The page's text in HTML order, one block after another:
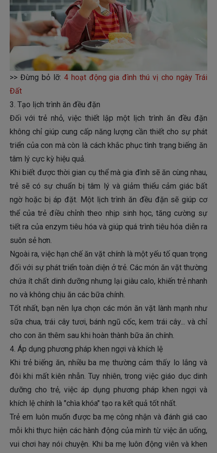
>> Đừng bỏ lỡ: 4 hoạt động gia đình thú vị cho ngày Trái
Đất
3. Tạo lịch trình ăn đều đặn
Đối với trẻ nhỏ, việc thiết lập một lịch trình ăn đều đặn
không chỉ giúp cung cấp năng lượng cần thiết cho sự phát
triển của con mà còn là cách khắc phục tình trạng biếng ăn
tâm lý cực kỳ hiệu quả.
Khi biết được thời gian cụ thể mà gia đình sẽ ăn cùng nhau,
trẻ sẽ có sự chuẩn bị tâm lý và giảm thiểu cảm giác bất
ngờ hoặc bị áp đặt. Một lịch trình ăn đều đặn sẽ giúp cơ
thể của trẻ điều chỉnh theo nhịp sinh học, tăng cường sự
tiết ra của enzym tiêu hóa và giúp quá trình tiêu hóa diễn ra
suôn sẻ hơn.
Ngoài ra, việc hạn chế ăn vặt chính là một yếu tố quan trọng
đối với sự phát triển toàn diện ở trẻ. Các món ăn vặt thường
chứa ít chất dinh dưỡng nhưng lại giàu calo, khiến trẻ nhanh
no và không chịu ăn các bữa chính.
Tốt nhất, bạn nên lựa chọn các món ăn vặt lành mạnh như
sữa chua, trái cây tươi, bánh ngũ cốc, kem trái cây... và chỉ
cho con ăn thêm sau khi hoàn thành bữa ăn chính.
4. Áp dụng phương pháp khen ngợi và khích lệ
Khi trẻ biếng ăn, nhiều ba mẹ thường cảm thấy lo lắng và
đôi khi mất kiên nhẫn. Tuy nhiên, trong việc giáo dục dinh
dưỡng cho trẻ, việc áp dụng phương pháp khen ngợi và
khích lệ chính là "chìa khóa" tạo ra kết quả tốt nhất.
Trẻ em luôn muốn được ba mẹ công nhận và đánh giá cao
mỗi khi thực hiện các hành động của mình từ việc ăn uống,
vui chơi hay nói chuyện. Khi ba mẹ luôn động viên và khen